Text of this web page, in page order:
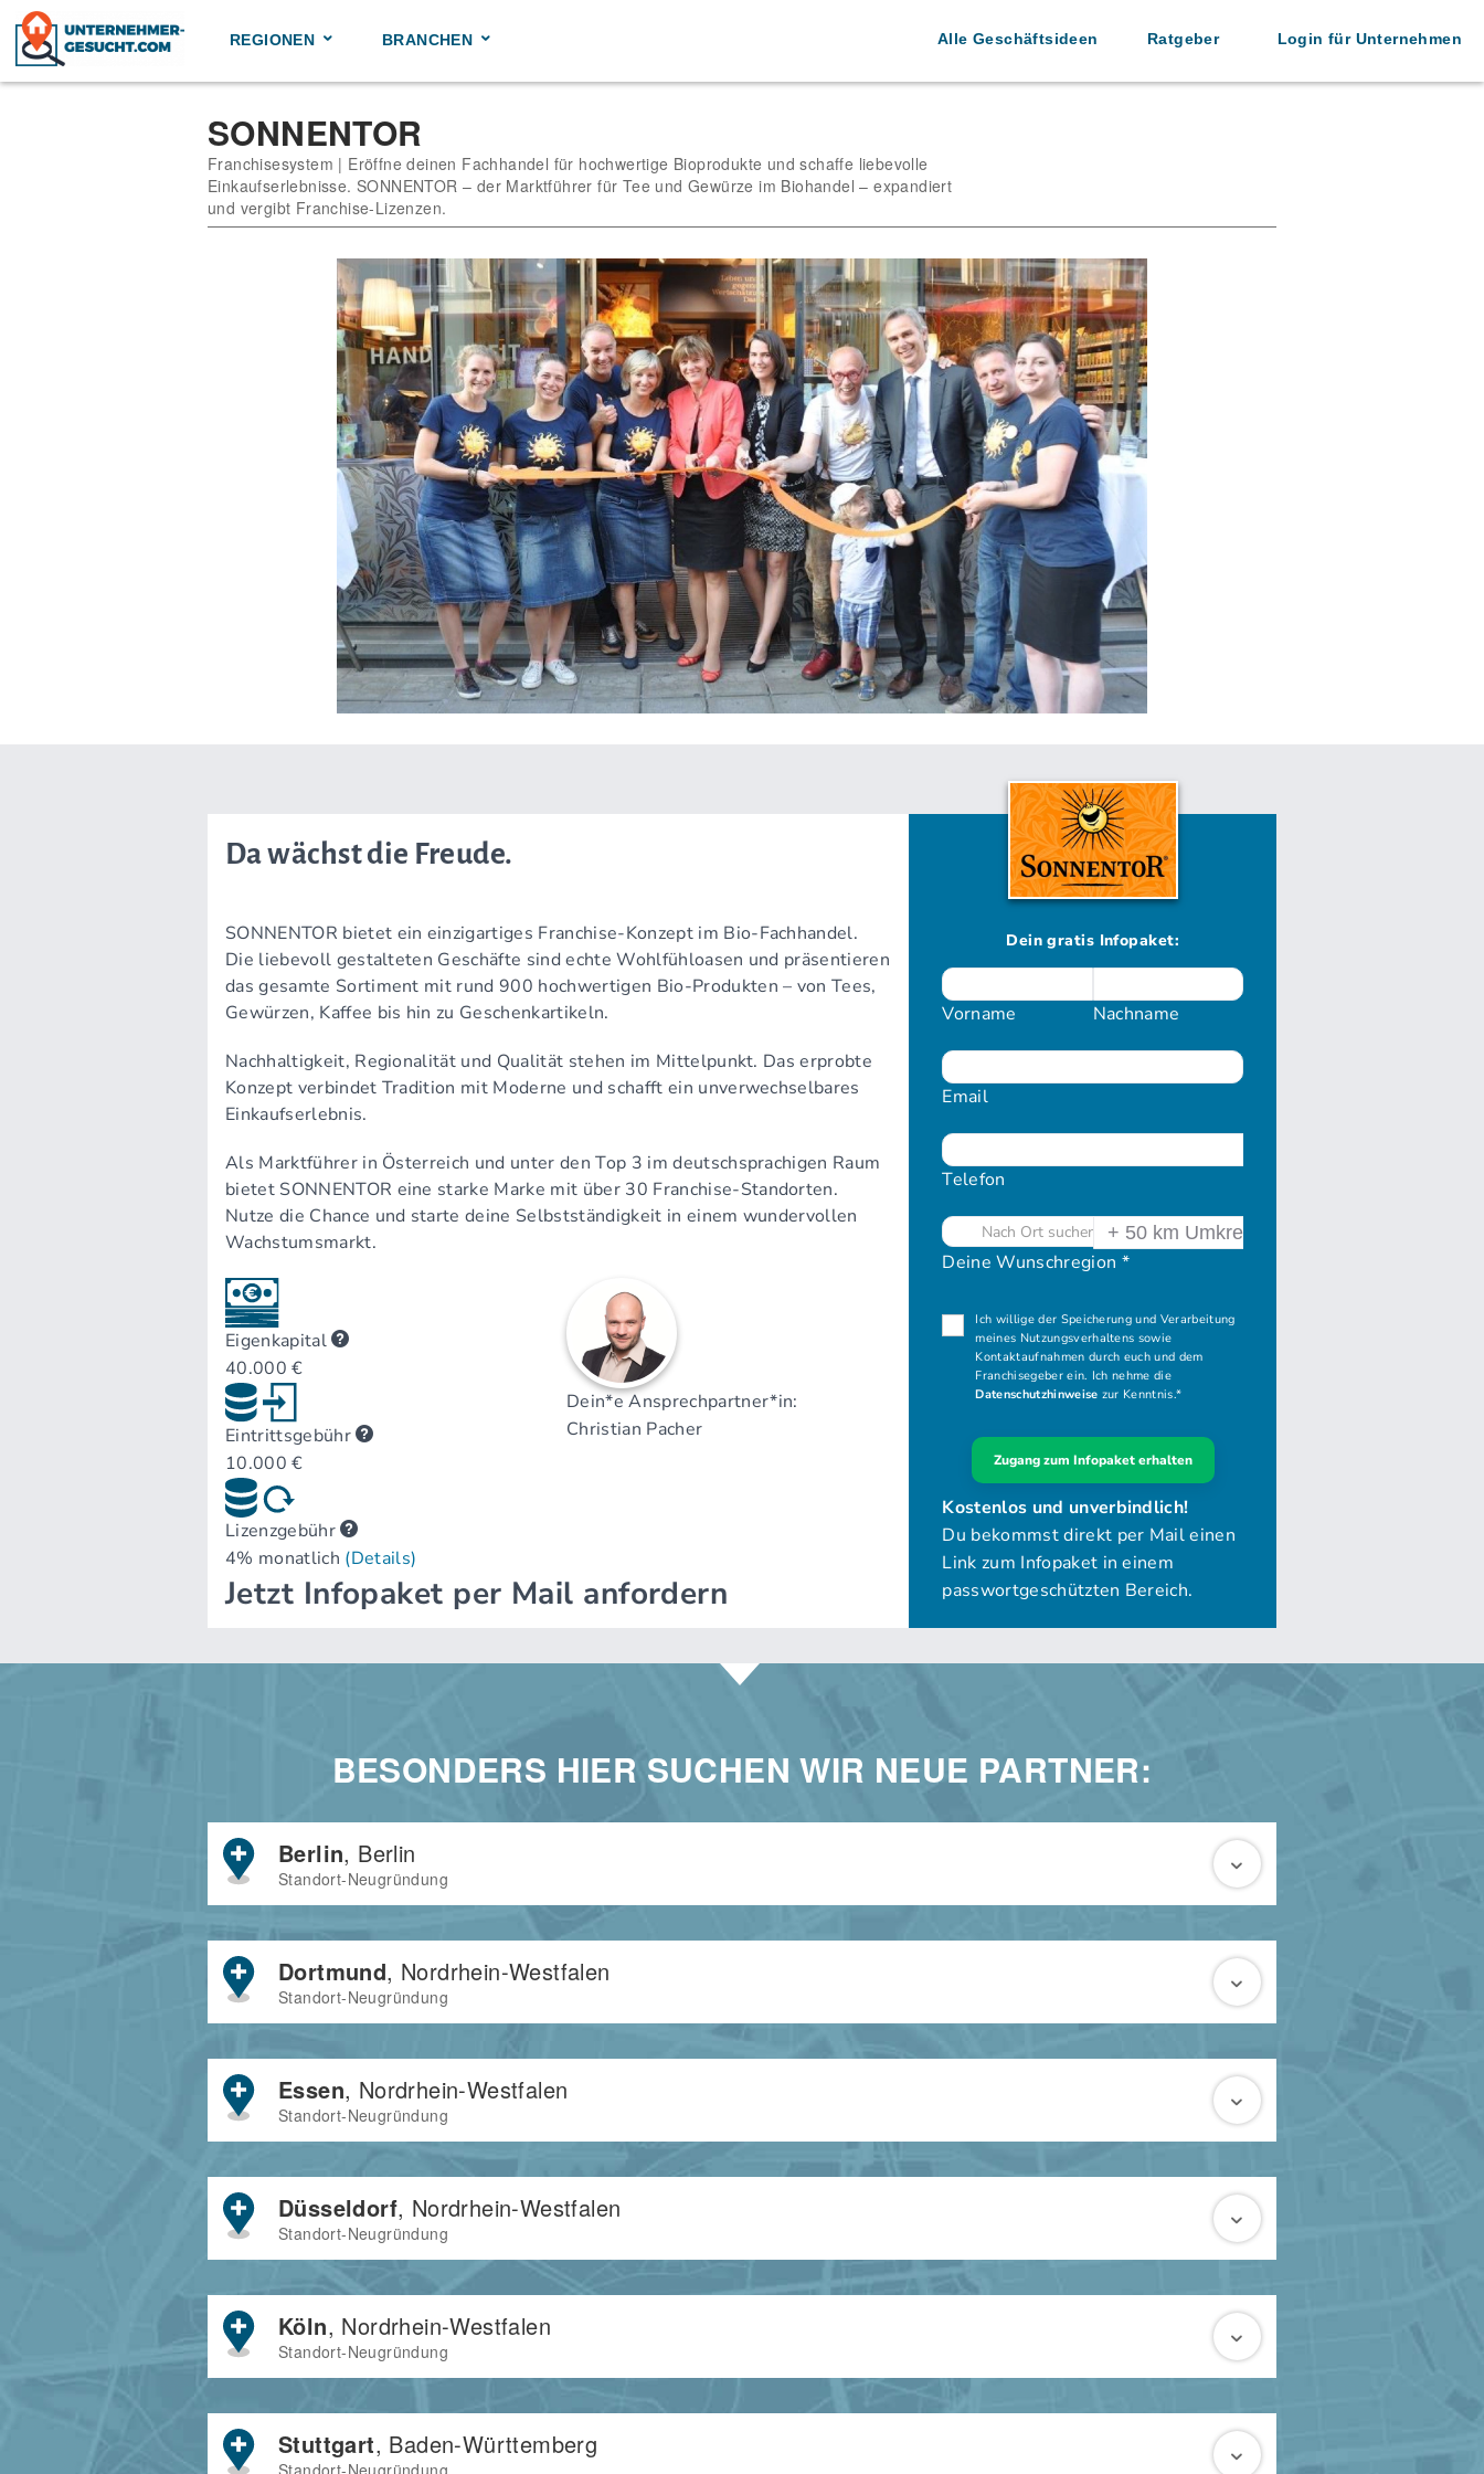
Skip
content
REGIONEN BRANCHEN Alle Geschäftsideen Ratgeber Login für Unternehmen
SONNENTOR
Franchisesystem | Eröffne deinen Fachhandel für hochwertige Bioprodukte und schaffe liebevolle
Einkaufserlebnisse. SONNENTOR – der Marktführer für Tee und Gewürze im Biohandel – expandiert
und vergibt Franchise-Lizenzen.
BESONDERS HIER SUCHEN WIR NEUE PARTNER:
Berlin, Berlin
Standort-Neugründung
Dortmund, Nordrhein-Westfalen
Standort-Neugründung
Essen, Nordrhein-Westfalen
Standort-Neugründung
Düsseldorf, Nordrhein-Westfalen
Standort-Neugründung
Köln, Nordrhein-Westfalen
Standort-Neugründung
Stuttgart, Baden-Württemberg
Standort-Neugründung